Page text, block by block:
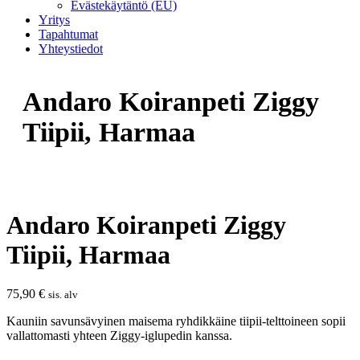
Evästekäytäntö (EU)
Yritys
Tapahtumat
Yhteystiedot
Andaro Koiranpeti Ziggy
Tiipii, Harmaa
Andaro Koiranpeti Ziggy
Tiipii, Harmaa
75,90 € sis. alv
Kauniin savunsävyinen maisema ryhdikkäine tiipii-telttoineen sopii
vallattomasti yhteen Ziggy-iglupedin kanssa.